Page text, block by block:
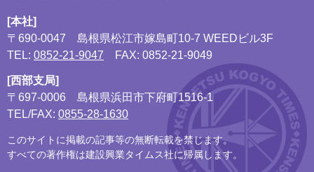
[本社]
〒690-0047
島根県松江市嫁島町10-7 WEEDビル3F
TEL: 0852-21-9047 FAX: 0852-21-9049
[西部支局]
〒697-0006
島根県浜田市下府町1516-1
TEL/FAX: 0855-28-1630
このサイトに掲載の記事等の無断転載を禁じます。
すべての著作権は建設興業タイムス社に帰属します。